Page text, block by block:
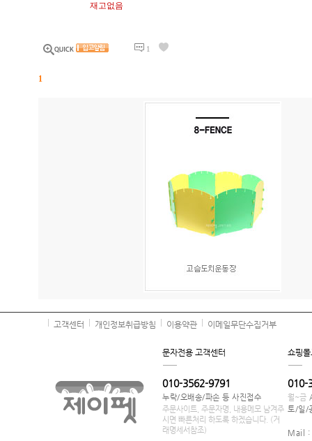
재고없음
1
1
고객센터 개인정보취급방침 이용약관 이메일무단수집거부
문자전용 고객센터
010-3562-9791
누락/오배송/파손 등 사진접수
주문사이트, 주문자명, 내용메모 남겨주
시면 빠른처리 하도록 하겠습니다. (거
래명세서참조)
쇼핑
010-
월~금
토/일/
Mail :